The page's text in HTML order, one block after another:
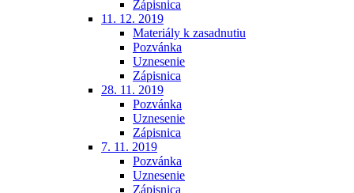
Zápisnica
11. 12. 2019
Materiály k zasadnutiu
Pozvánka
Uznesenie
Zápisnica
28. 11. 2019
Pozvánka
Uznesenie
Zápisnica
7. 11. 2019
Pozvánka
Uznesenie
Zápisnica